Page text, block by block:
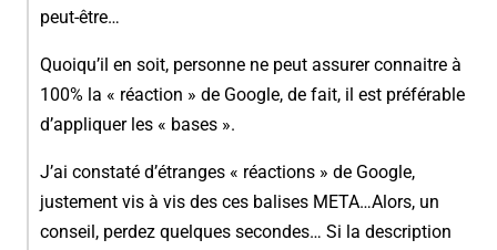
peut-être…
Quoiqu’il en soit, personne ne peut assurer connaitre à
100% la « réaction » de Google, de fait, il est préférable
d’appliquer les « bases ».
J’ai constaté d’étranges « réactions » de Google,
justement vis à vis des ces balises META…Alors, un
conseil, perdez quelques secondes… Si la description